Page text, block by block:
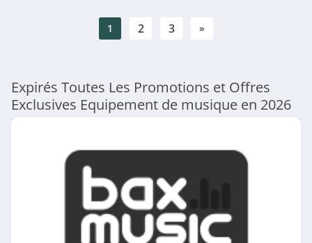
1 2 3 »
Expirés Toutes Les Promotions et Offres
Exclusives Equipement de musique en 2026